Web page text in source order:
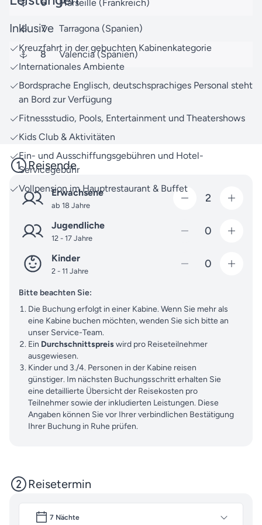
Reiseziele im Mittelmeerraum und darüber hinaus
mit MSC Cruises entdecken.
Unser Team von Reiseexperten freut sich darauf,
Ihnen bei Fragen rund um Ihre Reise weiterzuhelfen.
Sie nicht, uns jederzeit zukontaktieren.
Eine Reise liegt vor Ihnen, die Ihre Sinne begeistern
Traum zu erfüllen!
6 Marseille (Frankreich)
7 Tarragona (Spanien)
8 Valencia (Spanien)
Inklusive
Kreuzfahrt in der gebuchten Kabinenkategorie
Internationales Ambiente
Bordsprache Englisch, deutschsprachiges Personal steht
an Bord zur Verfügung
Fitnessstudio, Pools, Entertainment und Theatershows
Kids Club & Aktivitäten
Ein- und Ausschiffungsgebühren und Hotel-
Servicegebühr
Vollpension im Hauptrestaurant & Buffet
Reisende
Erwachsene
ab 18 Jahre
2
Jugendliche
12 - 17 Jahre
0
Kinder
2 - 11 Jahre
0
Bitte beachten Sie:
Die Buchung erfolgt in einer Kabine. Wenn Sie mehr als
eine Kabine buchen möchten, wenden Sie sich bitte an
unser Service-Team.
Ein Durchschnittspreiswird pro Reiseteilnehmer
ausgewiesen.
Kinder und 3./4. Personen in der Kabine reisen
günstiger. Im nächsten Buchungsschritt erhalten Sie
eine detaillierte Übersicht der Reisekosten pro
Teilnehmer sowie der inkludierten Leistungen. Diese
Angaben können Sie vor Ihrer verbindlichen Bestätigung
Ihrer Buchung in Ruhe prüfen.
Reisetermin
7 Nächte